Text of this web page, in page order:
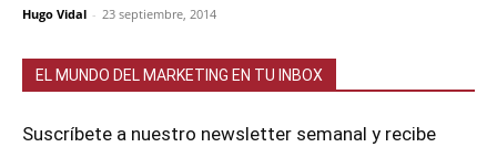
Hugo Vidal - 23 septiembre, 2014
EL MUNDO DEL MARKETING EN TU INBOX
Suscríbete a nuestro newsletter semanal y recibe